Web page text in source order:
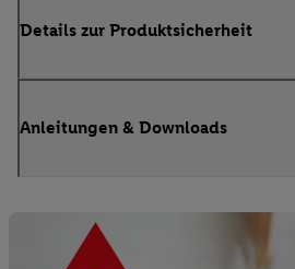
Details zur Produktsicherheit
Anleitungen & Downloads